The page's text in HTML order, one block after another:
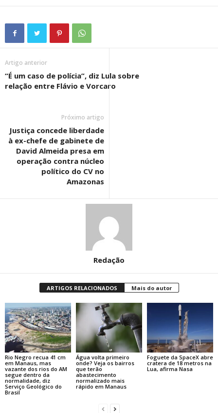
Artigo anterior
“É um caso de polícia”, diz Lula sobre
relação entre Flávio e Vorcaro
Próximo artigo
Justiça concede liberdade
à ex-chefe de gabinete de
David Almeida presa em
operação contra núcleo
político do CV no
Amazonas
Redação
ARTIGOS RELACIONADOS Mais do autor
Rio Negro recua 41 cm
em Manaus, mas
vazante dos rios do AM
segue dentro da
normalidade, diz
Serviço Geológico do
Brasil
Água volta primeiro
onde? Veja os bairros
que terão
abastecimento
normalizado mais
rápido em Manaus
Foguete da SpaceX abre
cratera de 18 metros na
Lua, afirma Nasa